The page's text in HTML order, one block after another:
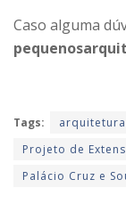
Caso alguma
Tags: arquitetura
Projeto de
Palácio Cruz e